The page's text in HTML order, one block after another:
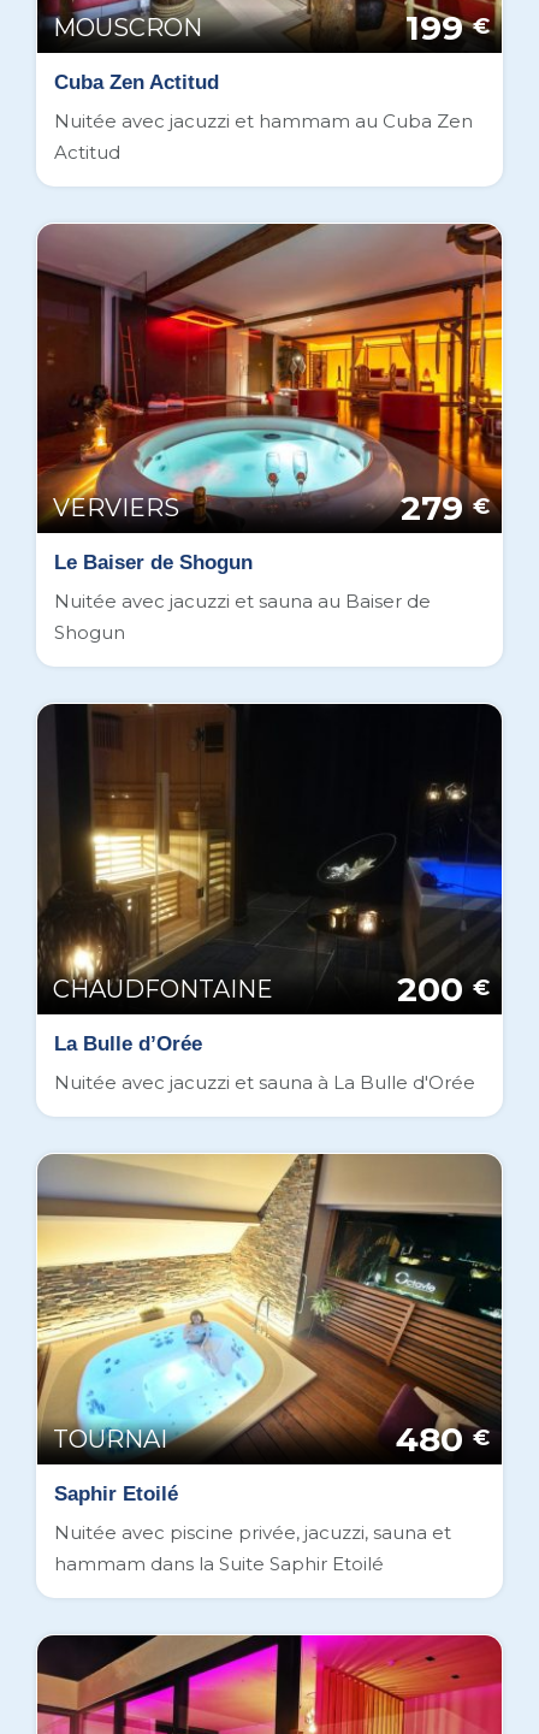
MOUSCRON 199 €
Cuba Zen Actitud
Nuitée avec jacuzzi et hammam au Cuba Zen
Actitud
VERVIERS 279 €
Le Baiser de Shogun
Nuitée avec jacuzzi et sauna au Baiser de
Shogun
CHAUDFONTAINE 200 €
La Bulle d’Orée
Nuitée avec jacuzzi et sauna à La Bulle d'Orée
TOURNAI 480 €
Saphir Etoilé
Nuitée avec piscine privée, jacuzzi, sauna et
hammam dans la Suite Saphir Etoilé